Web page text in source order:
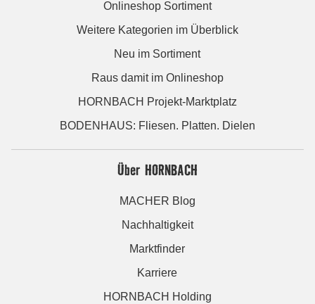
Onlineshop Sortiment
Weitere Kategorien im Überblick
Neu im Sortiment
Raus damit im Onlineshop
HORNBACH Projekt-Marktplatz
BODENHAUS: Fliesen. Platten. Dielen
Über HORNBACH
MACHER Blog
Nachhaltigkeit
Marktfinder
Karriere
HORNBACH Holding